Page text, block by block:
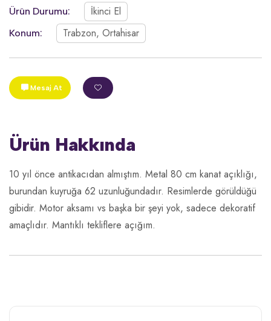
Ürün Durumu: İkinci El
Konum: Trabzon, Ortahisar
Mesaj At
Ürün Hakkında
10 yıl önce antikacıdan almıştım. Metal 80 cm kanat açıklığı,
burundan kuyruğa 62 uzunluğundadır. Resimlerde görüldüğü
gibidir. Motor aksamı vs başka bir şeyi yok, sadece dekoratif
amaçlıdır. Mantıklı tekliflere açığım.